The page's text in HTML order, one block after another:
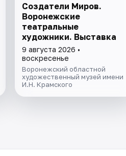
Создатели Миров.
Воронежские
театральные
художники. Выставка
9 августа 2026 •
воскресенье
Воронежский областной
художественный музей имени
И.Н. Крамского